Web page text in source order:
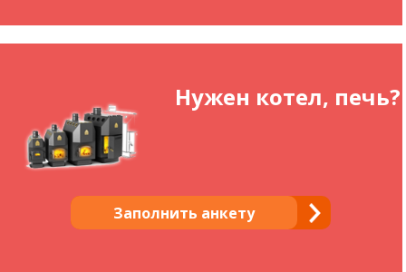
Нужен котел, печь?
Заполнить анкету